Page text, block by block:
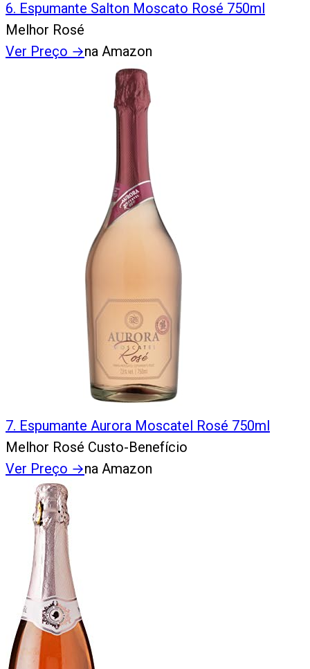
6. Espumante Salton Moscato Rosé 750ml
Melhor Rosé
Ver Preço →na Amazon
7. Espumante Aurora Moscatel Rosé 750ml
Melhor Rosé Custo-Benefício
Ver Preço →na Amazon